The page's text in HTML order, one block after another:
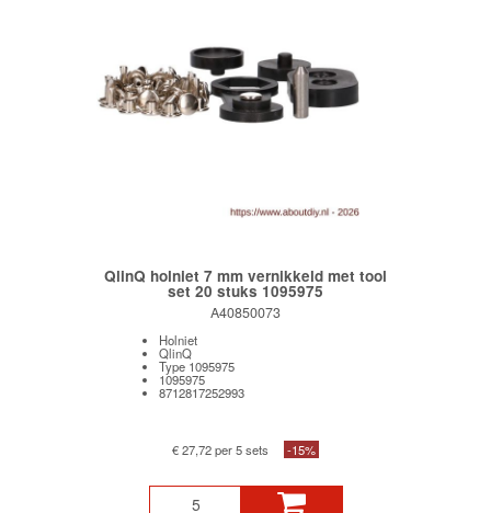
QlinQ holniet 7 mm vernikkeld met tool
set 20 stuks 1095975
A40850073
Holniet
QlinQ
Type 1095975
1095975
8712817252993
€ 27,72 per 5 sets -15%